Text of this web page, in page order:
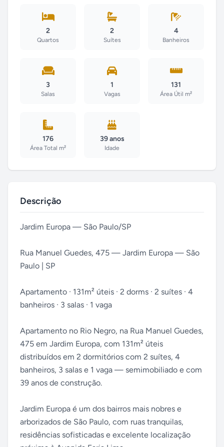
2
Quartos
2
Suítes
4
Banheiros
3
Salas
1
Vagas
131
Área Útil m²
176
Área Total m²
39 anos
Idade
Descrição
Jardim Europa — São Paulo/SP
Rua Manuel Guedes, 475 — Jardim Europa — São
Paulo | SP
Apartamento · 131m² úteis · 2 dorms · 2 suítes · 4
banheiros · 3 salas · 1 vaga
Apartamento no Rio Negro, na Rua Manuel Guedes,
475 em Jardim Europa, com 131m² úteis
distribuídos em 2 dormitórios com 2 suítes, 4
banheiros, 3 salas e 1 vaga — semimobiliado e com
39 anos de construção.
Jardim Europa é um dos bairros mais nobres e
arborizados de São Paulo, com ruas tranquilas,
residências sofisticadas e excelente localização